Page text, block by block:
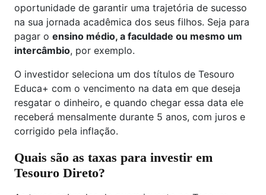
oportunidade de garantir uma trajetória de sucesso
na sua jornada acadêmica dos seus filhos. Seja para
pagar o ensino médio, a faculdade ou mesmo um
intercâmbio, por exemplo.
O investidor seleciona um dos títulos de Tesouro
Educa+ com o vencimento na data em que deseja
resgatar o dinheiro, e quando chegar essa data ele
receberá mensalmente durante 5 anos, com juros e
corrigido pela inflação.
Quais são as taxas para investir em
Tesouro Direto?